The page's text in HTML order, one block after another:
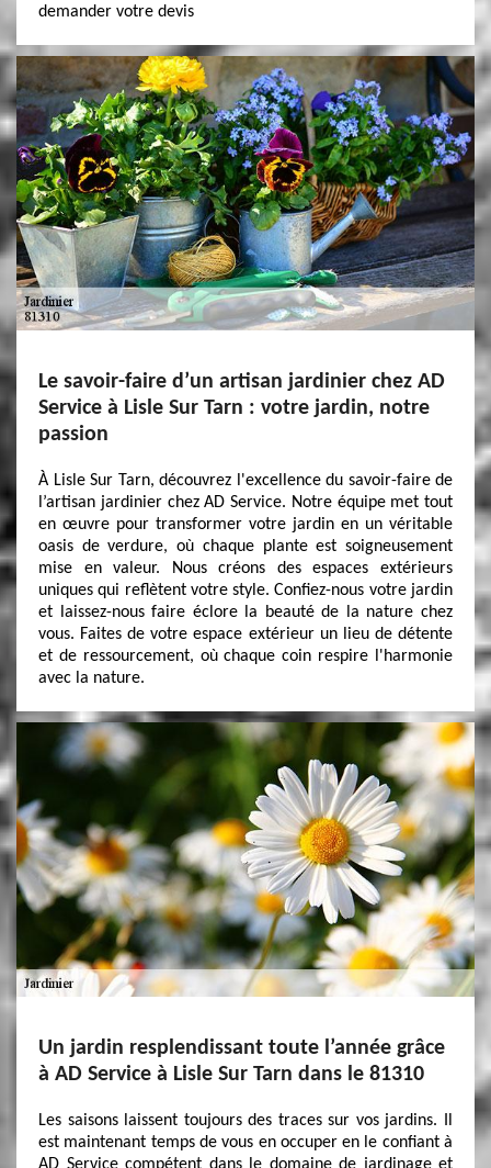
demander votre devis
Le savoir-faire d’un artisan jardinier chez AD
Service à Lisle Sur Tarn : votre jardin, notre
passion
À Lisle Sur Tarn, découvrez l'excellence du savoir-faire de
l’artisan jardinier chez AD Service. Notre équipe met tout
en œuvre pour transformer votre jardin en un véritable
oasis de verdure, où chaque plante est soigneusement
mise en valeur. Nous créons des espaces extérieurs
uniques qui reflètent votre style. Confiez-nous votre jardin
et laissez-nous faire éclore la beauté de la nature chez
vous. Faites de votre espace extérieur un lieu de détente
et de ressourcement, où chaque coin respire l'harmonie
avec la nature.
Un jardin resplendissant toute l’année grâce
à AD Service à Lisle Sur Tarn dans le 81310
Les saisons laissent toujours des traces sur vos jardins. Il
est maintenant temps de vous en occuper en le confiant à